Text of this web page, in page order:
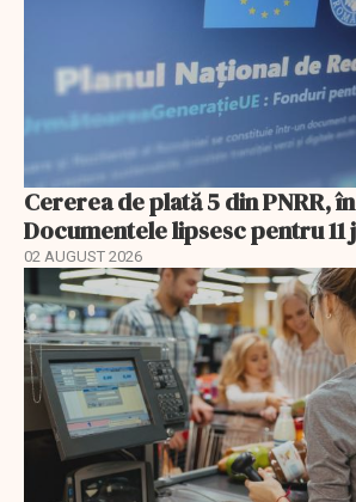
Cererea de plată 5 din PNRR,
Documentele lipsesc pentru 11
02 AUGUST 2026